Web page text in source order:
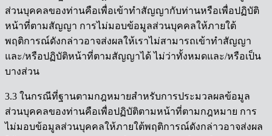
ส่วนบุคคลของท่านคือเพื่อเข้าทำสัญญากับท่านหรือเพื่อปฏิบัติ
หน้าที่ตามสัญญา การไม่มอบข้อมูลส่วนบุคคลให้ภายใต้
พฤติการณ์ดังกล่าวอาจส่งผลให้เราไม่สามารถเข้าทำสัญญา
และ/หรือปฏิบัติหน้าที่ตามสัญญาได้ ไม่ว่าทั้งหมดและ/หรือเป็น
บางส่วน
3.3 ในกรณีที่ฐานตามกฎหมายสำหรับการประมวลผลข้อมูล
ส่วนบุคคลของท่านคือเพื่อปฏิบัติตามหน้าที่ตามกฎหมาย การ
ไม่มอบข้อมูลส่วนบุคคลให้ภายใต้พฤติการณ์ดังกล่าวอาจส่งผล